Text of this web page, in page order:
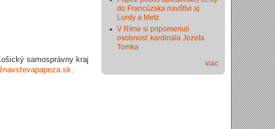
samosprávny kraj
.
do Francúzska navštívi aj
Lurdy a Metz
V Ríme si pripomenuli
osobnosť kardinála Jozefa
Tomka
viac